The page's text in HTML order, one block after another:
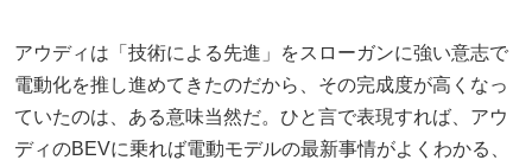
アウディは「技術による先進」をスローガンに強い意志で
電動化を推し進めてきたのだから、その完成度が高くなっ
ていたのは、ある意味当然だ。ひと言で表現すれば、アウ
ディのBEVに乗れば電動モデルの最新事情がよくわかる、